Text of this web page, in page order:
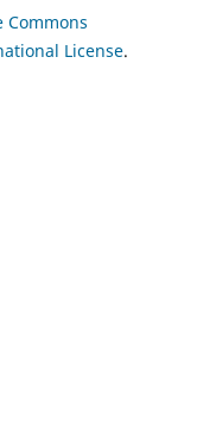
Commons
License.